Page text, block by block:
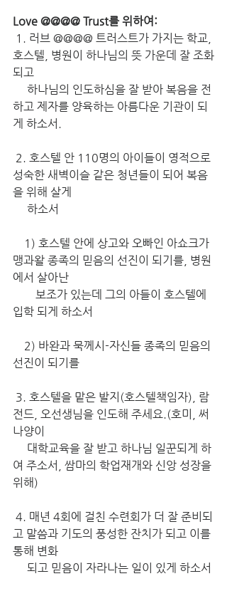
Love @@@@ Trust를 위하여:
호스텔, 병원이 하나님의 뜻 가운데 잘 조화
되고
하고 제자를 양육하는 아름다운 기관이 되
게 하소서.
성숙한 새벽이슬 같은 청년들이 되어 복음
을 위해 살게
     하소서
맹과왈 종족의 믿음의 선진이 되기를, 병원
에서 살아난
입학 되게 하소서
선진이 되기를
전드, 오선생님을 인도해 주세요.(호미, 써
나양이
여 주소서, 쌈마의 학업재개와 신앙 성장을
위해)
4. 매년 4회에 걸친 수련회가 더 잘 준비되
고 말씀과 기도의 풍성한 잔치가 되고 이를
통해 변화
     되고 믿음이 자라나는 일이 있게 하소서